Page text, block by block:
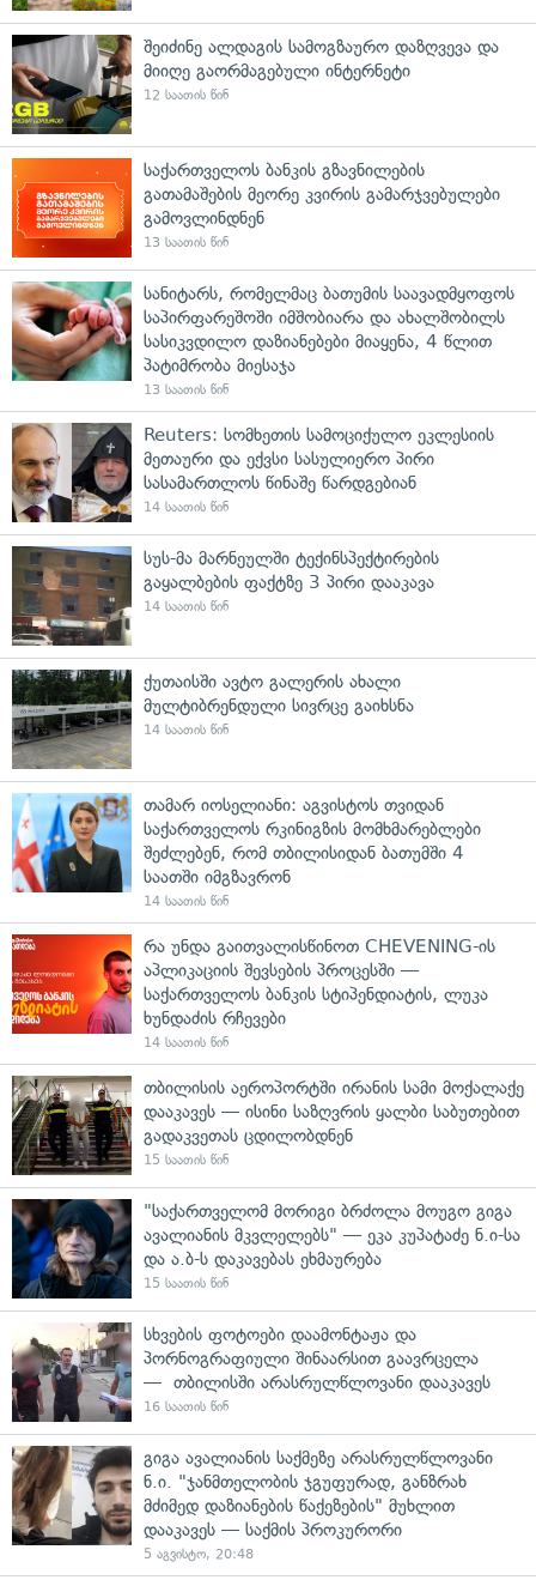
შეიძინე ალდაგის სამოგზაურო დაზღვევა და
მიიღე გაორმაგებული ინტერნეტი
12 საათის წინ
საქართველოს ბანკის გზავნილების
გათამაშების მეორე კვირის გამარჯვებულები
გამოვლინდნენ
13 საათის წინ
სანიტარს, რომელმაც ბათუმის საავადმყოფოს
საპირფარეშოში იმშობიარა და ახალშობილს
სასიკვდილო დაზიანებები მიაყენა, 4 წლით
პატიმრობა მიესაჯა
13 საათის წინ
Reuters: სომხეთის სამოციქულო ეკლესიის
მეთაური და ექვსი სასულიერო პირი
სასამართლოს წინაშე წარდგებიან
14 საათის წინ
სუს-მა მარნეულში ტექინსპექტირების
გაყალბების ფაქტზე 3 პირი დააკავა
14 საათის წინ
ქუთაისში ავტო გალერის ახალი
მულტიბრენდული სივრცე გაიხსნა
14 საათის წინ
თამარ იოსელიანი: აგვისტოს თვიდან
საქართველოს რკინიგზის მომხმარებლები
შეძლებენ, რომ თბილისიდან ბათუმში 4
საათში იმგზავრონ
14 საათის წინ
რა უნდა გაითვალისწინოთ CHEVENING-ის
აპლიკაციის შევსების პროცესში —
საქართველოს ბანკის სტიპენდიატის, ლუკა
ხუნდაძის რჩევები
14 საათის წინ
თბილისის აეროპორტში ირანის სამი მოქალაქე
დააკავეს — ისინი საზღვრის ყალბი საბუთებით
გადაკვეთას ცდილობდნენ
15 საათის წინ
"საქართველომ მორიგი ბრძოლა მოუგო გიგა
ავალიანის მკვლელებს" — ეკა კუპატაძე ნ.ი-სა
და ა.ბ-ს დაკავებას ეხმაურება
15 საათის წინ
სხვების ფოტოები დაამონტაჟა და
პორნოგრაფიული შინაარსით გაავრცელა
— თბილისში არასრულწლოვანი დააკავეს
16 საათის წინ
გიგა ავალიანის საქმეზე არასრულწლოვანი
ნ.ი. "ჯანმთელობის ჯგუფურად, განზრახ
მძიმედ დაზიანების წაქეზების" მუხლით
დააკავეს — საქმის პროკურორი
5 აგვისტო, 20:48